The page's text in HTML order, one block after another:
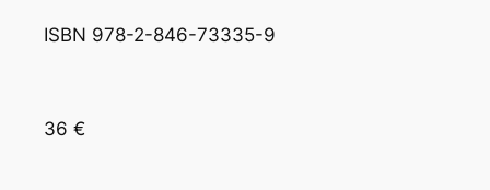
ISBN 978-2-846-73335-9
36 €